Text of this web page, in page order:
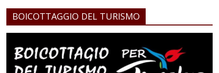
BOICOTTAGGIO DEL TURISMO